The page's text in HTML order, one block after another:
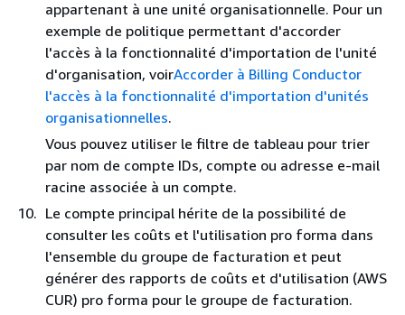
appartenant à une unité organisationnelle. Pour un
exemple de politique permettant d'accorder
l'accès à la fonctionnalité d'importation de l'unité
d'organisation, voirAccorder à Billing Conductor
l'accès à la fonctionnalité d'importation d'unités
organisationnelles.
Vous pouvez utiliser le filtre de tableau pour trier
par nom de compte IDs, compte ou adresse e-mail
racine associée à un compte.
Le compte principal hérite de la possibilité de
consulter les coûts et l'utilisation pro forma dans
l'ensemble du groupe de facturation et peut
générer des rapports de coûts et d'utilisation (AWS
CUR) pro forma pour le groupe de facturation.